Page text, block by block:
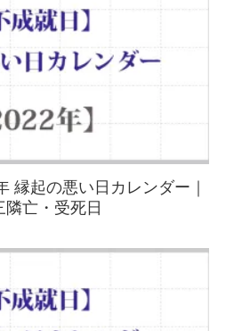
縁起の悪い日カレンダー｜
亡・受死日